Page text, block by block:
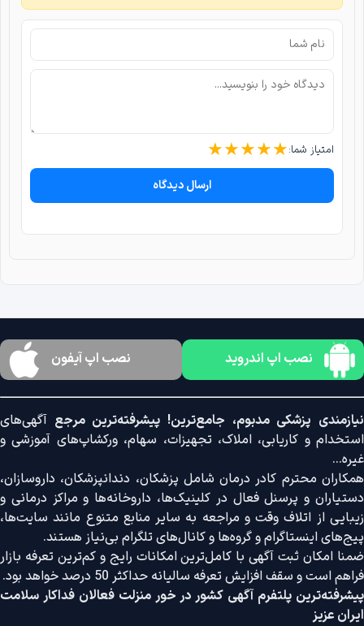
امتیاز شما: ★★★★★
ارسال دیدگاه
نصب اپ اندروید نصب اپ آیفون
نیازمندی پزشکی مدبوم، جامع‌ترین! پیشرفته‌ترین مرجع آگهی‌های
استخدام و کاریابی، املاک، تجهیزات، سهام، ورکشاپ‌های آموزشی و
غیره...
همکاران محترم کادر درمان شامل پزشکان، دندانپزشکان، داروسازان،
دستیاران و پرسنل فعال در کلینیک‌ها، داروخانه‌ها و مراکز درمانی و
زیبایی از اتلاف وقت و مراجعه به سایر منابع متنوع مانند سایت‌ها،
پیج‌های اینستاگرام و گروه‌ها و کانال‌های تلگرام بی‌نیاز هستند.
ضمنا امکان ثبت آگهی با کامل‌ترین امکانات رایج و کم‌ترین تعرفه بازار
فراهم است و سقف افزایش تعرفه سالیانه حداکثر 50 درصد خواهد بود.
پیشرفته‌ترین پلتفرم آگهی کشور در خور منزلت فعالان فداکار سلامت
ایران عزیز